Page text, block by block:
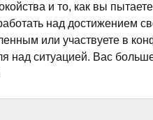
и то, как вы
над достижением
или участвуете в
над ситуацией. Вас